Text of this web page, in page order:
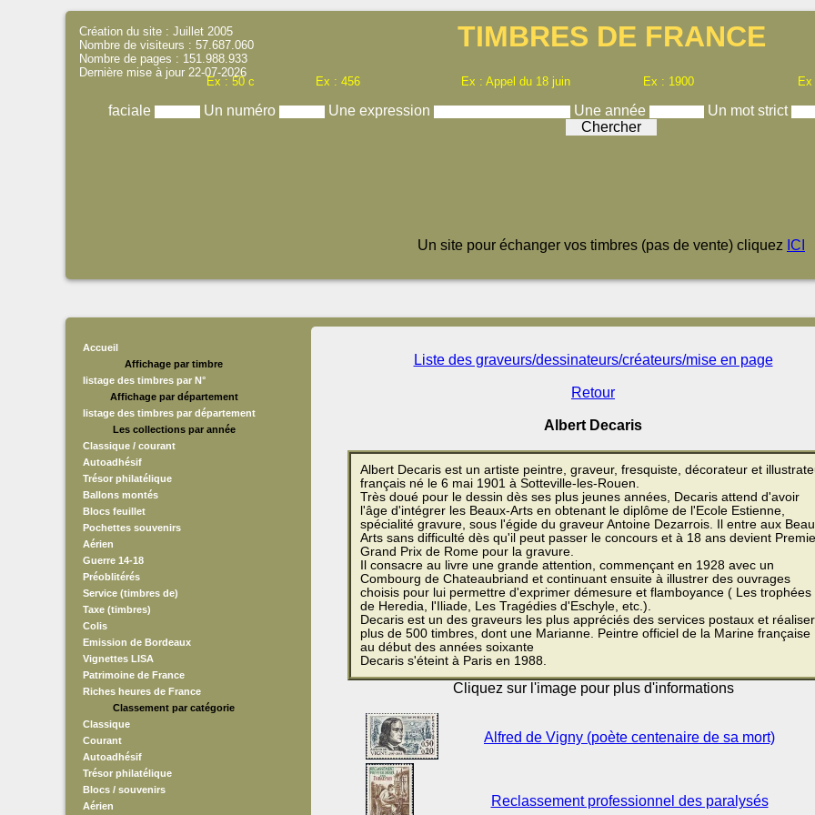
TIMBRES DE FRANCE
Ex : 50 c Ex : 456 Ex : Appel du 18 juin Ex : 1900
faciale Un numéro Une expression Une année Un mot strict
Création du site : Juillet 2005
Nombre de visiteurs : 57.687.060
Nombre de pages : 151.988.933
Dernière mise à jour 22-07-2026
Un site pour échanger vos timbres (pas de vente) cliquez ICI
Accueil
Affichage par timbre
listage des timbres par N°
Affichage par département
listage des timbres par département
Les collections par année
Classique / courant
Autoadhésif
Trésor philatélique
Ballons montés
Blocs feuillet
Pochettes souvenirs
Aérien
Guerre 14-18
Préoblitérés
Service (timbres de)
Taxe (timbres)
Colis
Emission de Bordeaux
Vignettes LISA
Patrimoine de France
Riches heures de France
Classement par catégorie
Classique
Courant
Autoadhésif
Trésor philatélique
Blocs / souvenirs
Aérien
Liste des graveurs/dessinateurs/créateurs/mise en page
Retour
Albert Decaris
Albert Decaris est un artiste peintre, graveur, fresquiste, décorateur et
français né le 6 mai 1901 à Sotteville-les-Rouen.
Très doué pour le dessin dès ses plus jeunes années, Decaris attend d'avoir
l'âge d'intégrer les Beaux-Arts en obtenant le diplôme de l'Ecole Estienne,
spécialité gravure, sous l'égide du graveur Antoine Dezarrois. Il entre aux
Arts sans difficulté dès qu'il peut passer le concours et à 18 ans devient
Grand Prix de Rome pour la gravure.
Il consacre au livre une grande attention, commençant en 1928 avec un
Combourg de Chateaubriand et continuant ensuite à illustrer des ouvrages
choisis pour lui permettre d'exprimer démesure et flamboyance ( Les trophées
de Heredia, l'Iliade, Les Tragédies d'Eschyle, etc.).
Decaris est un des graveurs les plus appréciés des services postaux et
plus de 500 timbres, dont une Marianne. Peintre officiel de la Marine française
au début des années soixante
Decaris s'éteint à Paris en 1988.
Cliquez sur l'image pour plus d'informations
Alfred de Vigny (poète centenaire de sa mort)
Reclassement professionnel des paralysés